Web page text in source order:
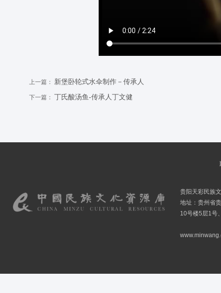
上一篇： 新堡卧轮式水伞制作－传承人
下一篇： 丁氏酸汤鱼-传承人丁文健
贵阳天彩民族
地址：贵州省
10号楼5层1号